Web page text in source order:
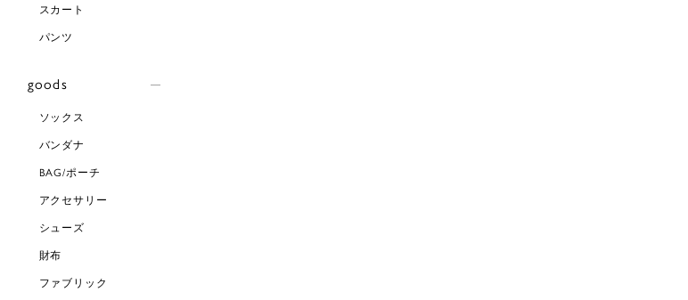
スカート
パンツ
goods
ソックス
バンダナ
BAG/ポーチ
アクセサリー
シューズ
財布
ファブリック